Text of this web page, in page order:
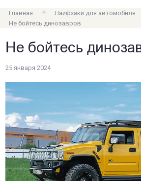
Главная
Лайфхаки для автомобиля
Не бойтесь динозавров
Не бойтесь
25 января 2024